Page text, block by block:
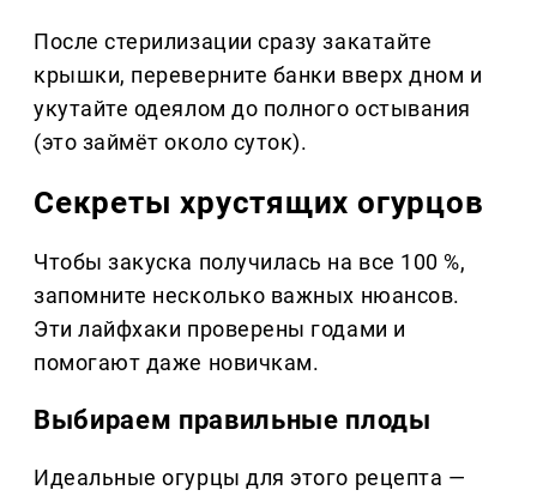
После стерилизации сразу закатайте
крышки, переверните банки вверх дном и
укутайте одеялом до полного остывания
(это займёт около суток).
Секреты хрустящих огурцов
Чтобы закуска получилась на все 100 %,
запомните несколько важных нюансов.
Эти лайфхаки проверены годами и
помогают даже новичкам.
Выбираем правильные плоды
Идеальные огурцы для этого рецепта —